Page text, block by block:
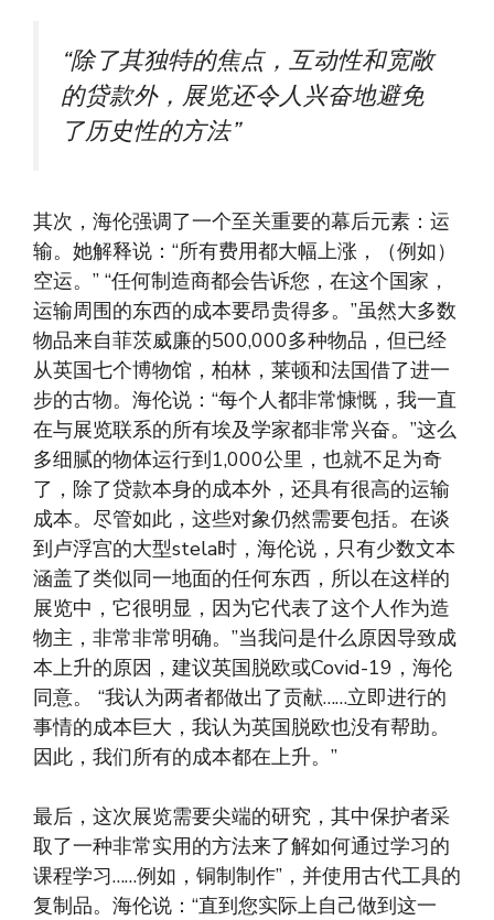
“除了其独特的焦点，互动性和宽敞
的贷款外，展览还令人兴奋地避免
了历史性的方法”
其次，海伦强调了一个至关重要的幕后元素：运
输。她解释说：“所有费用都大幅上涨，（例如）
空运。” “任何制造商都会告诉您，在这个国家，
运输周围的东西的成本要昂贵得多。”虽然大多数
物品来自菲茨威廉的500,000多种物品，但已经
从英国七个博物馆，柏林，莱顿和法国借了进一
步的古物。海伦说：“每个人都非常慷慨，我一直
在与展览联系的所有埃及学家都非常兴奋。”这么
多细腻的物体运行到1,000公里，也就不足为奇
了，除了贷款本身的成本外，还具有很高的运输
成本。尽管如此，这些对象仍然需要包括。在谈
到卢浮宫的大型stela时，海伦说，只有少数文本
涵盖了类似同一地面的任何东西，所以在这样的
展览中，它很明显，因为它代表了这个人作为造
物主，非常非常明确。”当我问是什么原因导致成
本上升的原因，建议英国脱欧或Covid-19，海伦
同意。 “我认为两者都做出了贡献……立即进行的
事情的成本巨大，我认为英国脱欧也没有帮助。
因此，我们所有的成本都在上升。”
最后，这次展览需要尖端的研究，其中保护者采
取了一种非常实用的方法来了解如何通过学习的
课程学习……例如，铜制制作”，并使用古代工具的
复制品。海伦说：“直到您实际上自己做到这一